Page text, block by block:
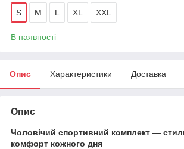
S M L XL XXL
В наявності
Опис Характеристики Доставка
Опис
Чоловічий спортивний комплект —
комфорт кожного дня